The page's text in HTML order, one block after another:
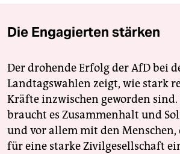
Die Engagierten stärken
Der drohende Erfolg der AfD bei
Landtagswahlen zeigt, wie stark
Kräfte inzwischen geworden sind.
braucht es Zusammenhalt und
und vor allem mit den Menschen,
für eine starke Zivilgesellschaft